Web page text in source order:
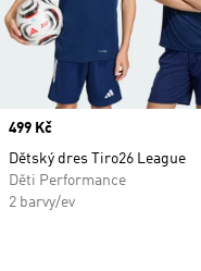
Price
499 Kč
Dětský dres Tiro26 League
Děti Performance
2 barvy/ev